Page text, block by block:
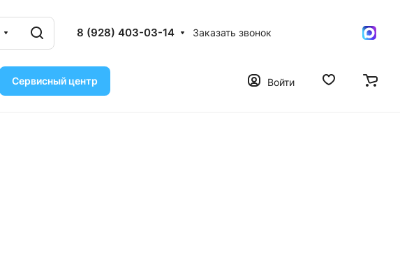
8 (928) 403-03-14 Заказать звонок
Сервисный центр Войти